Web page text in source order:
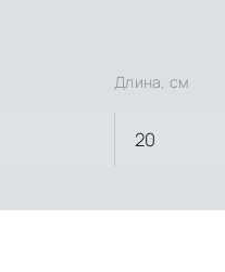
Длина, см
20